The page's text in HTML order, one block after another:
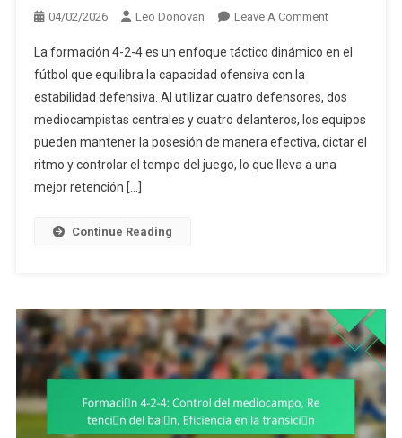
04/02/2026 Leo Donovan Leave A CommentOn
4-
4:
Manteniendo
La
Posesión,
La formación 4-2-4 es un enfoque táctico dinámico en el
fútbol que equilibra la capacidad ofensiva con la
estabilidad defensiva. Al utilizar cuatro defensores, dos
mediocampistas centrales y cuatro delanteros, los equipos
pueden mantener la posesión de manera efectiva, dictar el
ritmo y controlar el tempo del juego, lo que lleva a una
mejor retención […]
Continue Reading